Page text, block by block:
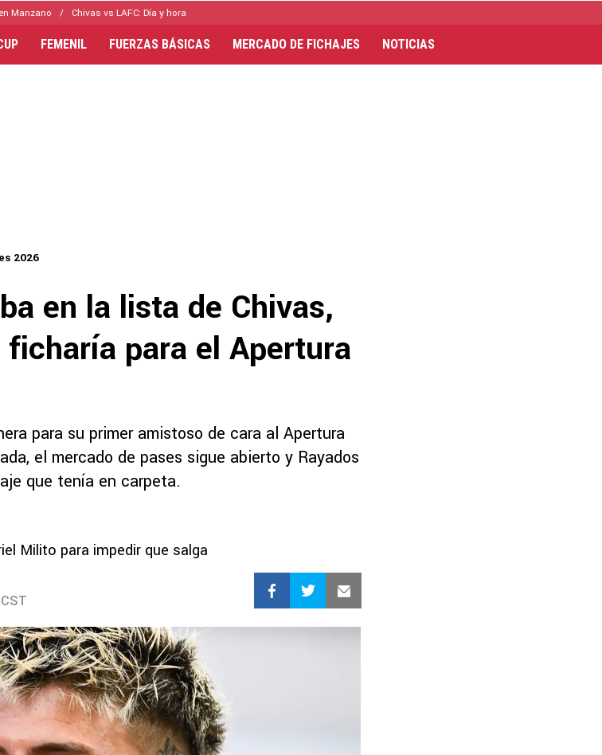
Manzano Chivas vs LAFC: Día y hora
FEMENIL FUERZAS BÁSICAS MERCADO DE FICHAJES NOTICIAS
2026
en la lista de Chivas,
para el Apertura
para su primer amistoso de cara al Apertura
el mercado de pases sigue abierto y Rayados
que tenía en carpeta.
Milito para impedir que salga